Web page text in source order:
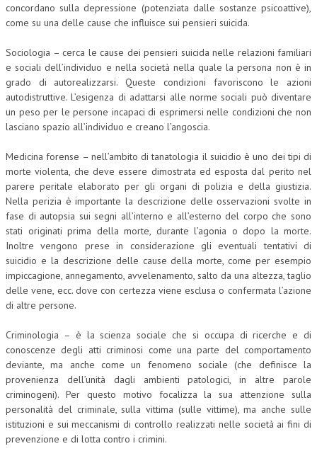
L’UMANISTA
DIRITTO PENALE D’IMPRESA
DIRITTO DEL LAVORO
DIRITTO DEL WEB
CRIMINOLOGIA E CRIMINALISTICA
SICUREZZA SUL LAVORO
FISCO
DIRITTO TRIBUTARIO
FISCALITÀ INTERNAZIONALE
TAX RISK MANAGEMENT
CRIMINOLOGIA TRIBUTARIA
CFC E PARADISI FISCALI
TRANSFER PRICING
PRASSI
AMMINISTRATIVA
concordano sulla depressione (potenziata dalle sostanze psicoattive),
come su una delle cause che influisce sui pensieri suicida.
Sociologia – cerca le cause dei pensieri suicida nelle relazioni familiari
e sociali dell’individuo e nella società nella quale la persona non è in
grado di autorealizzarsi. Queste condizioni favoriscono le azioni
autodistruttive. L’esigenza di adattarsi alle norme sociali può diventare
un peso per le persone incapaci di esprimersi nelle condizioni che non
lasciano spazio all’individuo e creano l’angoscia.
Medicina forense – nell’ambito di tanatologia il suicidio è uno dei tipi di
morte violenta, che deve essere dimostrata ed esposta dal perito nel
parere peritale elaborato per gli organi di polizia e della giustizia.
Nella perizia è importante la descrizione delle osservazioni svolte in
fase di autopsia sui segni all’interno e all’esterno del corpo che sono
stati originati prima della morte, durante l’agonia o dopo la morte.
Inoltre vengono prese in considerazione gli eventuali tentativi di
suicidio e la descrizione delle cause della morte, come per esempio
impiccagione, annegamento, avvelenamento, salto da una altezza, taglio
delle vene, ecc. dove con certezza viene esclusa o confermata l’azione
di altre persone.
Criminologia – è la scienza sociale che si occupa di ricerche e di
conoscenze degli atti criminosi come una parte del comportamento
deviante, ma anche come un fenomeno sociale (che definisce la
provenienza dell’unità dagli ambienti patologici, in altre parole
criminogeni). Per questo motivo focalizza la sua attenzione sulla
personalità del criminale, sulla vittima (sulle vittime), ma anche sulle
istituzioni e sui meccanismi di controllo realizzati nelle società ai fini di
prevenzione e di lotta contro i crimini.